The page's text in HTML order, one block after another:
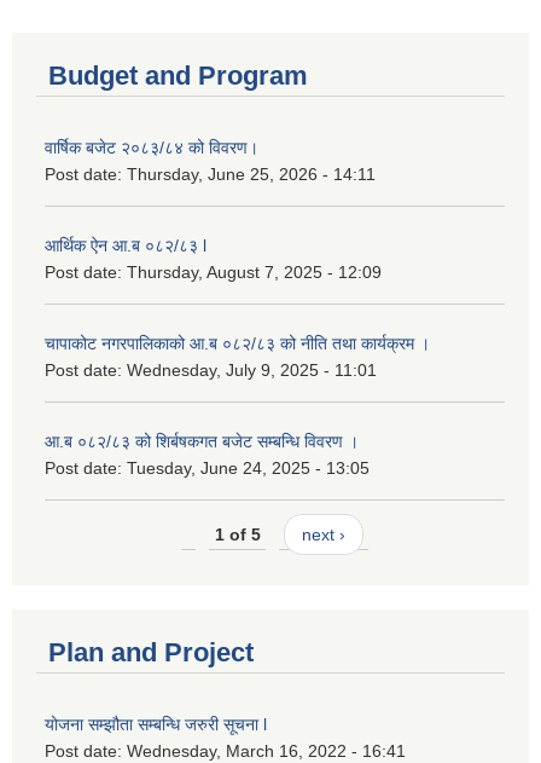
Budget and Program
वार्षिक बजेट २०८३/८४ को विवरण।
Post date: Thursday, June 25, 2026 - 14:11
आर्थिक ऐन आ.ब ०८२/८३ l
Post date: Thursday, August 7, 2025 - 12:09
चापाकोट नगरपालिकाको आ.ब ०८२/८३ को नीति तथा कार्यक्रम ।
Post date: Wednesday, July 9, 2025 - 11:01
आ.ब ०८२/८३ को शिर्बषकगत बजेट सम्बन्धि विवरण ।
Post date: Tuesday, June 24, 2025 - 13:05
1 of 5 next ›
Plan and Project
योजना सम्झौता सम्बन्धि जरुरी सूचना l
Post date: Wednesday, March 16, 2022 - 16:41